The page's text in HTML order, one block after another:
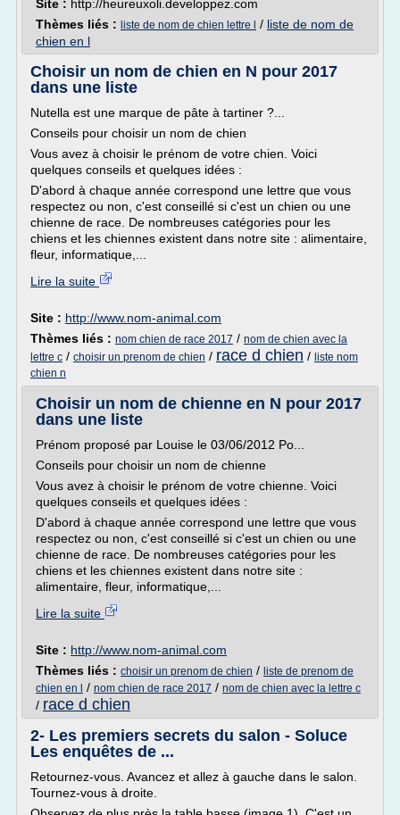
Site : http://heureuxoli.developpez.com
Thèmes liés : liste de nom de chien lettre l / liste de nom de
chien en l
Choisir un nom de chien en N pour 2017
dans une liste
Nutella est une marque de pâte à tartiner ?...
Conseils pour choisir un nom de chien
Vous avez à choisir le prénom de votre chien. Voici
quelques conseils et quelques idées :
D'abord à chaque année correspond une lettre que vous
respectez ou non, c'est conseillé si c'est un chien ou une
chienne de race. De nombreuses catégories pour les
chiens et les chiennes existent dans notre site : alimentaire,
fleur, informatique,...
Lire la suite
Site : http://www.nom-animal.com
Thèmes liés : nom chien de race 2017 / nom de chien avec la
lettre c / choisir un prenom de chien / race d chien / liste nom
chien n
Choisir un nom de chienne en N pour 2017
dans une liste
Prénom proposé par Louise le 03/06/2012 Po...
Conseils pour choisir un nom de chienne
Vous avez à choisir le prénom de votre chienne. Voici
quelques conseils et quelques idées :
D'abord à chaque année correspond une lettre que vous
respectez ou non, c'est conseillé si c'est un chien ou une
chienne de race. De nombreuses catégories pour les
chiens et les chiennes existent dans notre site :
alimentaire, fleur, informatique,...
Lire la suite
Site : http://www.nom-animal.com
Thèmes liés : choisir un prenom de chien / liste de prenom de
chien en l
/ nom chien de race 2017 / nom de chien avec la lettre c
/ race d chien
2- Les premiers secrets du salon - Soluce
Les enquêtes de ...
Retournez-vous. Avancez et allez à gauche dans le salon.
Tournez-vous à droite.